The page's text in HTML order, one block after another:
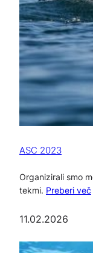
ASC 2023
Organizirali smo
tekmi. Preberi več
11.02.2026